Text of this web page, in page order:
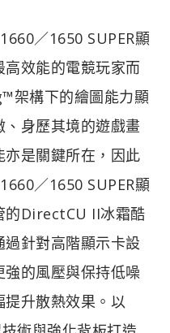
／1650 SUPER顯
效能的電競玩家而
架構下的繪圖能力顯
身歷其境的遊戲畫
是關鍵所在，因此
／1650 SUPER顯
的DirectCU II冰霜酷
針對高階顯示卡設
的風壓與保持低噪
升散熱效果。以